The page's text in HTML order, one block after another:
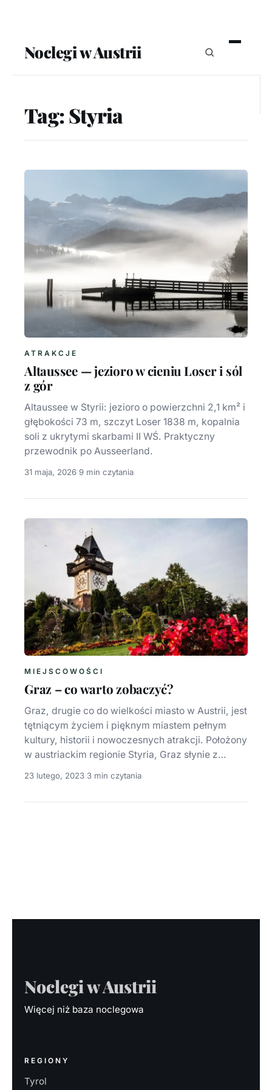
Noclegi w Austrii
Tag:Styria
ATRAKCJE
Altaussee — jezioro w cieniu Loser i sól
z gór
Altaussee w Styrii: jezioro o powierzchni 2,1 km² i
głębokości 73 m, szczyt Loser 1838 m, kopalnia
soli z ukrytymi skarbami II WŚ. Praktyczny
przewodnik po Ausseerland.
31 maja, 2026 9 min czytania
MIEJSCOWOŚCI
Graz – co warto zobaczyć?
Graz, drugie co do wielkości miasto w Austrii, jest
tętniącym życiem i pięknym miastem pełnym
kultury, historii i nowoczesnych atrakcji. Położony
w austriackim regionie Styria, Graz słynie z…
23 lutego, 2023 3 min czytania
Noclegi w Austrii
Więcej niż baza noclegowa
REGIONY
Tyrol